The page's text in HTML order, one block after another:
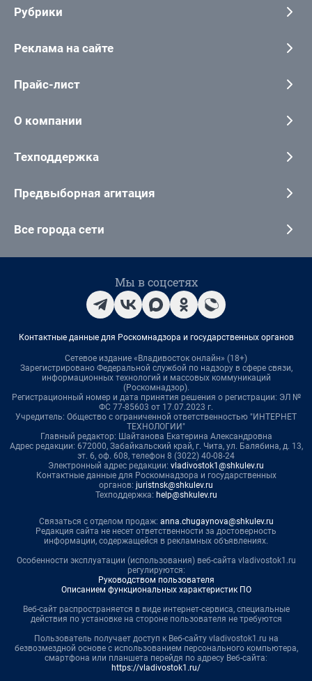
Рубрики
Реклама на сайте
Прайс-лист
О компании
Техподдержка
Предвыборная агитация
Все города сети
Мы в соцсетях
Контактные данные для Роскомнадзора и государственных органов
Сетевое издание «Владивосток онлайн» (18+)
Зарегистрировано Федеральной службой по надзору в сфере связи,
информационных технологий и массовых коммуникаций
(Роскомнадзор).
Регистрационный номер и дата принятия решения о регистрации: ЭЛ №
ФС 77-85603 от 17.07.2023 г.
Учредитель: Общество с ограниченной ответственностью "ИНТЕРНЕТ
ТЕХНОЛОГИИ"
Главный редактор: Шайтанова Екатерина Александровна
Адрес редакции: 672000, Забайкальский край, г. Чита, ул. Балябина, д. 13,
эт. 6, оф. 608, телефон 8 (3022) 40-08-24
Электронный адрес редакции: vladivostok1@shkulev.ru
Контактные данные для Роскомнадзора и государственных
органов: juristnsk@shkulev.ru
Техподдержка: help@shkulev.ru
Связаться с отделом продаж: anna.chugaynova@shkulev.ru
Редакция сайта не несет ответственности за достоверность
информации, содержащейся в рекламных объявлениях.
Особенности эксплуатации (использования) веб-сайта vladivostok1.ru
регулируются:
Руководством пользователя
Описанием функциональных характеристик ПО
Веб-сайт распространяется в виде интернет-сервиса, специальные
действия по установке на стороне пользователя не требуются
Пользователь получает доступ к Веб-сайту vladivostok1.ru на
безвозмездной основе с использованием персонального компьютера,
смартфона или планшета перейдя по адресу Веб-сайта:
https://vladivostok1.ru/